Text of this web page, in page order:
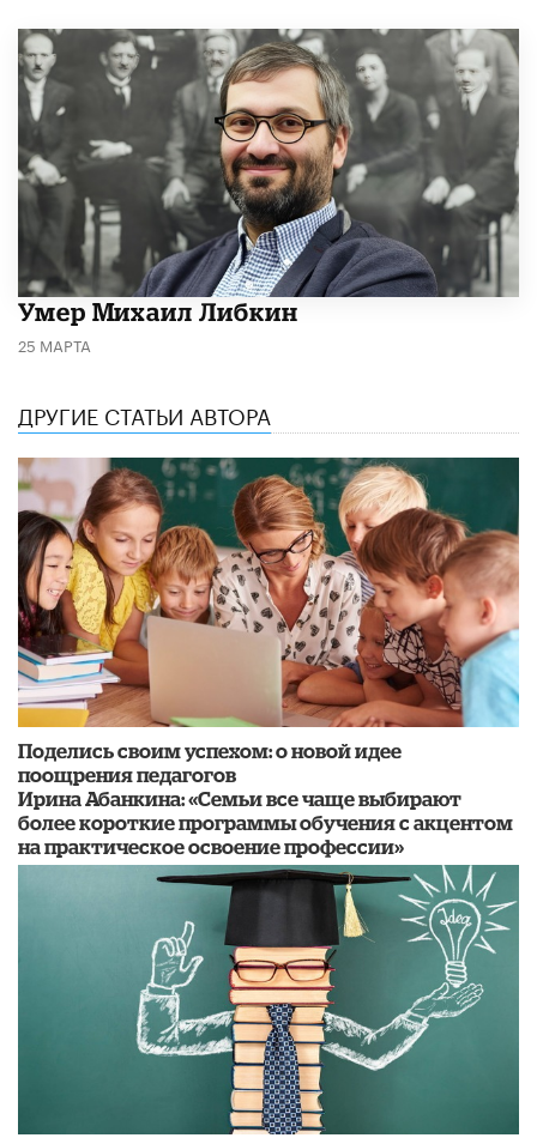
​Умер Михаил Либкин
25 МАРТА
ДРУГИЕ СТАТЬИ АВТОРА
Поделись своим успехом: о новой идее
поощрения педагогов
Ирина Абанкина: «Семьи все чаще выбирают
более короткие программы обучения с акцентом
на практическое освоение профессии»